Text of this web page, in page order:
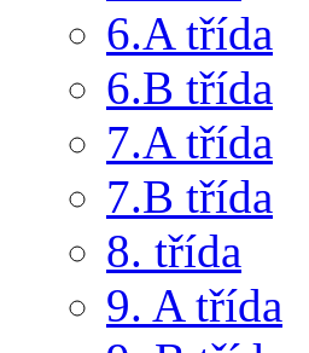
6.A třída
6.B třída
7.A třída
7.B třída
8. třída
9. A třída